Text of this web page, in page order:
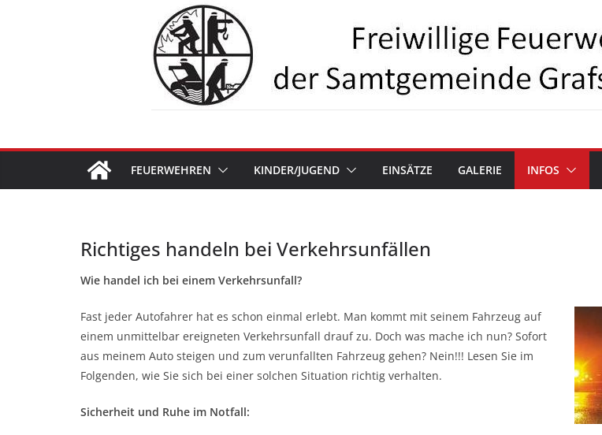
FEUERWEHREN KINDER/JUGEND EINSÄTZE GALERIE INFOS
Richtiges handeln bei Verkehrsunfällen
Wie handel ich bei einem Verkehrsunfall?
Fast jeder Autofahrer hat es schon einmal erlebt. Man kommt mit seinem Fahrzeug auf
einem unmittelbar ereigneten Verkehrsunfall drauf zu. Doch was mache ich nun? Sofort
aus meinem Auto steigen und zum verunfallten Fahrzeug gehen? Nein!!! Lesen Sie im
Folgenden, wie Sie sich bei einer solchen Situation richtig verhalten.
Sicherheit und Ruhe im Notfall: